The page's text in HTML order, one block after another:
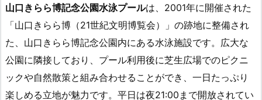
山口きらら博記念公園水泳プールは、2001年に開催された
「山口きらら博（21世紀文明博覧会）」の跡地に整備され
た、山口きらら博記念公園内にある水泳施設です。広大な
公園に隣接しており、プール利用後に芝生広場でのピクニ
ックや自然散策と組み合わせることができ、一日たっぷり
楽しめる立地が魅力です。平日は夜21:00まで開放されてい